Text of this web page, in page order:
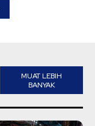
MUAT LEBIH
BANYAK